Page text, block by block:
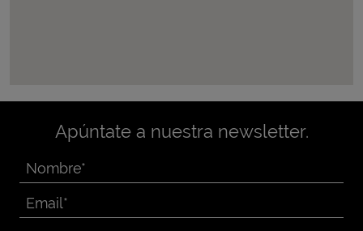
Apúntate a nuestra newsletter.